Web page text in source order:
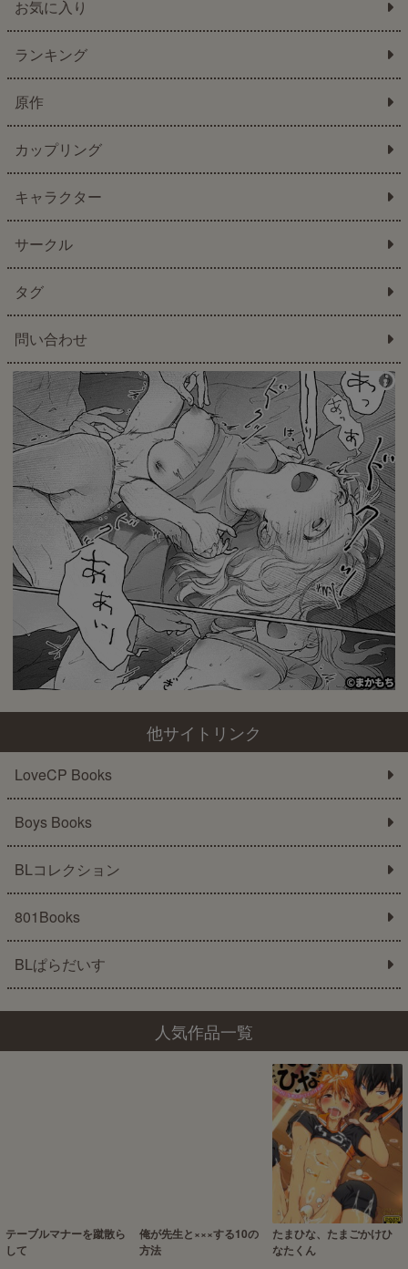
お気に入り
ランキング
原作
カップリング
キャラクター
サークル
タグ
問い合わせ
他サイトリンク
LoveCP Books
Boys Books
BLコレクション
801Books
BLぱらだいす
人気作品一覧
テーブルマナーを蹴散ら
して
俺が先生と×××する10の
方法
たまひな、たまごかけひ
なたくん